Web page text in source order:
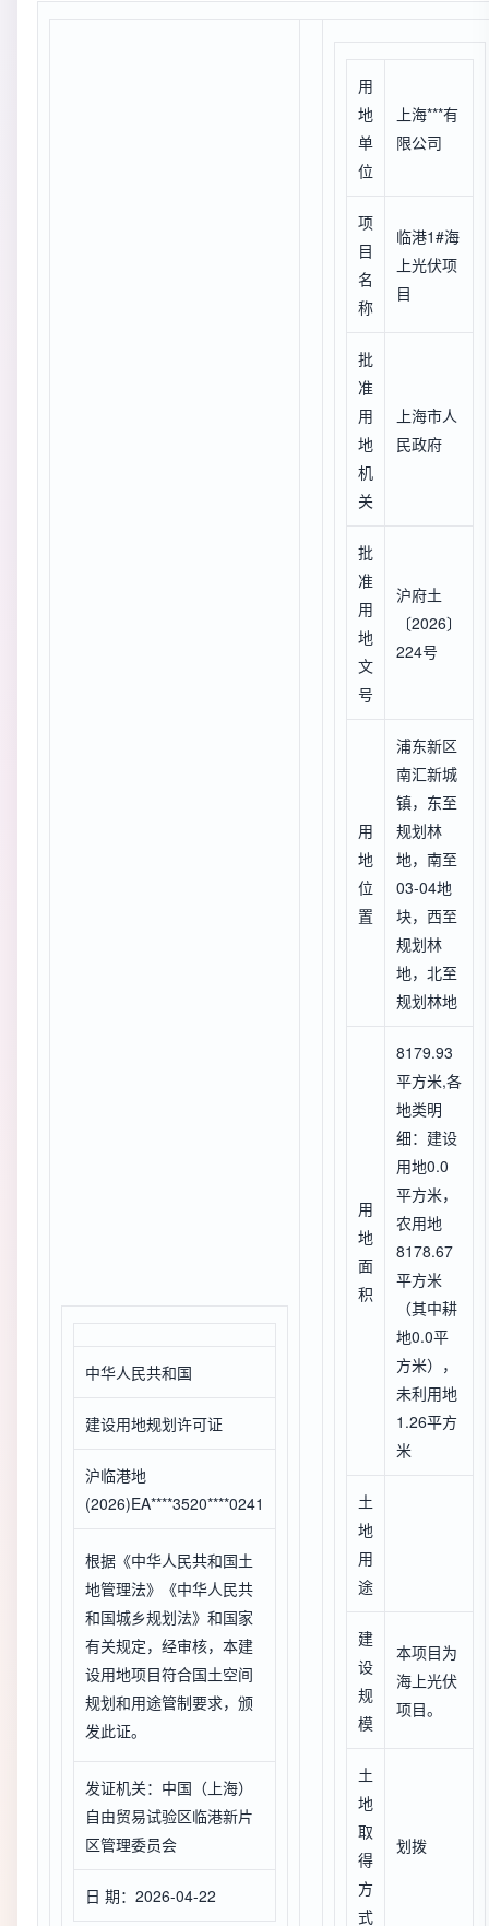
中华人民共和国
建设用地规划许可证
沪临港地
(2026)EA****3520****0241
根据《中华人民共和国土
地管理法》《中华人民共
和国城乡规划法》和国家
有关规定，经审核，本建
设用地项目符合国土空间
规划和用途管制要求，颁
发此证。
发证机关：中国（上海）
自由贸易试验区临港新片
区管理委员会
日 期：2026-04-22
用
地
单
位
上海***有
限公司
项
目
名
称
临港1#海
上光伏项
目
批
准
用
地
机
关
上海市人
民政府
批
准
用
地
文
号
沪府土
〔2026〕
224号
用
地
位
置
浦东新区
南汇新城
镇，东至
规划林
地，南至
03-04地
块，西至
规划林
地，北至
规划林地
用
地
面
积
8179.93
平方米,各
地类明
细：建设
用地0.0
平方米，
农用地
8178.67
平方米
（其中耕
地0.0平
方米），
未利用地
1.26平方
米
土
地
用
途
建
设
规
模
本项目为
海上光伏
项目。
土
地
取
得
方
式
划拨